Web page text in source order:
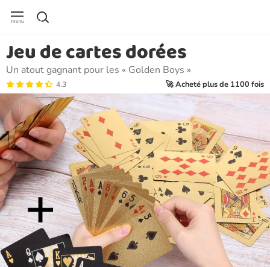
Jeu de cartes dorées
Un atout gagnant pour les « Golden Boys »
4.3 🚀 Acheté plus de 1100 fois